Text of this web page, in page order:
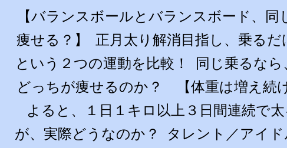
【バランスボールとバランスボード、
痩せる？】 正月太り解消目指し、乗る
という２つの運動を比較！ 同じ乗るな
どっちが痩せるのか？ 【体重は増え続
よると、１日１キロ以上３日間連続で
が、実際どうなのか？ タレント／アイ